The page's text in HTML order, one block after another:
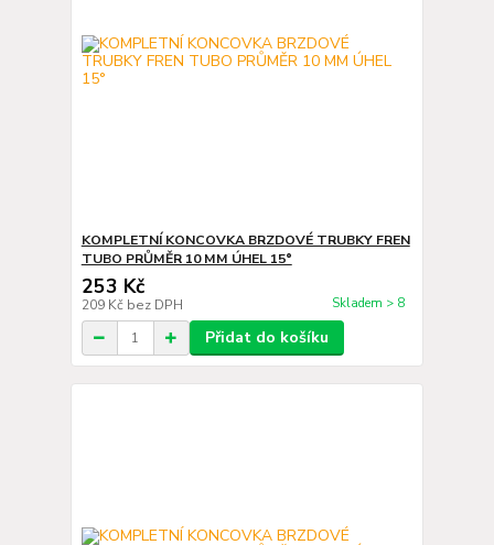
KOMPLETNÍ KONCOVKA BRZDOVÉ TRUBKY FREN
TUBO PRŮMĚR 10 MM ÚHEL 15°
253 Kč
209 Kč bez DPH Skladem > 8
Přidat do košíku